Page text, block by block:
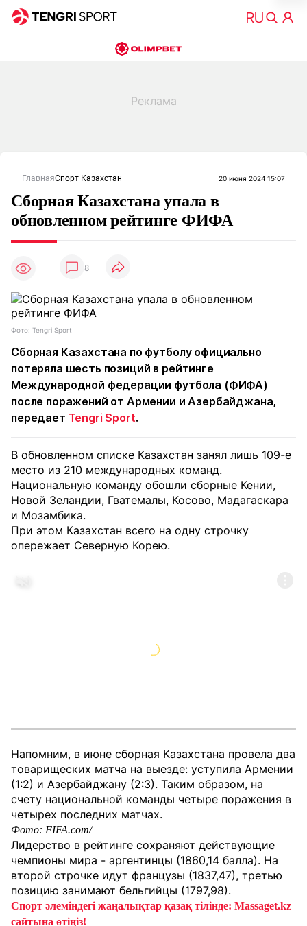
ГлавнаяСпорт Казахстан 20 июня 2024 15:07
Сборная Казахстана упала в
обновленном рейтинге ФИФА
8
Фото: Tengri Sport
Сборная Казахстана по футболу официально
потеряла шесть позиций в рейтинге
Международной федерации футбола (ФИФА)
после поражений от Армении и Азербайджана,
передает Tengri Sport.
В обновленном списке Казахстан занял лишь 109-е
место из 210 международных команд.
Национальную команду обошли сборные Кении,
Новой Зеландии, Гватемалы, Косово, Мадагаскара
и Мозамбика.
При этом Казахстан всего на одну строчку
опережает Северную Корею.
Напомним, в июне сборная Казахстана провела два
товарищеских матча на выезде: уступила Армении
(1:2) и Азербайджану (2:3). Таким образом, на
счету национальной команды четыре поражения в
четырех последних матчах.
Фото: FIFA.com/
Лидерство в рейтинге сохраняют действующие
чемпионы мира - аргентинцы (1860,14 балла). На
второй строчке идут французы (1837,47), третью
позицию занимают бельгийцы (1797,98).
Спорт әлеміндегі жаңалықтар қазақ тілінде: Massaget.kz
сайтына өтіңіз!